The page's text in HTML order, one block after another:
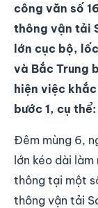
công văn số
thông vận tải
lớn cục bộ,
và Bắc Trung
hiện việc
bước 1, cụ thể:
Đêm mùng 6,
lớn kéo dài
thông tại một
thông vận tải